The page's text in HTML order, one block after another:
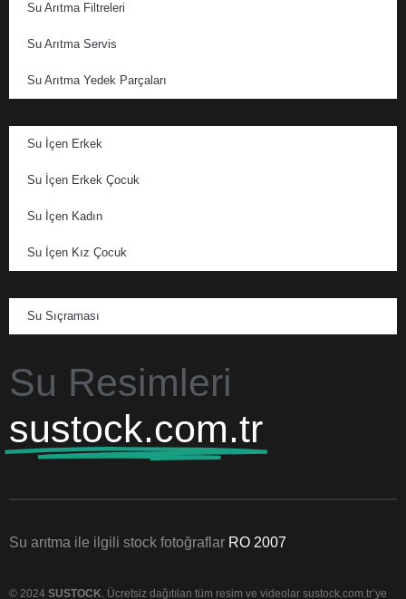
Su Arıtma Filtreleri
Su Arıtma Servis
Su Arıtma Yedek Parçaları
Su İçen Erkek
Su İçen Erkek Çocuk
Su İçen Kadın
Su İçen Kız Çocuk
Su Sıçraması
Su Resimleri
sustock.com.tr
Su arıtma ile ilgili stock fotoğraflar RO 2007
© 2024 SUSTOCK . Ücretsiz dağıtılan tüm resim ve videolar sustock.com.tr’ye